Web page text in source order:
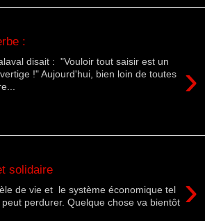
:
›
disait : "Vouloir tout saisir est un
!" Aujourd'hui, bien loin de toutes
solidaire ›
de vie et le système économique tel
peut perdurer. Quelque chose va bientôt